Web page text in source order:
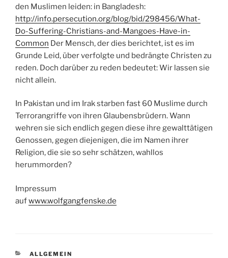
den Muslimen leiden: in Bangladesh:
http://info.persecution.org/blog/bid/298456/What-
Do-Suffering-Christians-and-Mangoes-Have-in-
Common Der Mensch, der dies berichtet, ist es im
Grunde Leid, über verfolgte und bedrängte Christen zu
reden. Doch darüber zu reden bedeutet: Wir lassen sie
nicht allein.
In Pakistan und im Irak starben fast 60 Muslime durch
Terrorangriffe von ihren Glaubensbrüdern. Wann
wehren sie sich endlich gegen diese ihre gewalttätigen
Genossen, gegen diejenigen, die im Namen ihrer
Religion, die sie so sehr schätzen, wahllos
herummorden?
Impressum
aufwww.wolfgangfenske.de
KATEGORIEN
ALLGEMEIN